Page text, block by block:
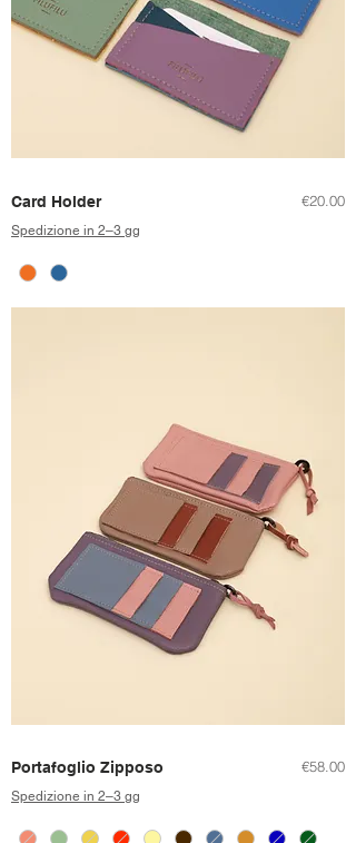
Card Holder Price
€20.00
Spedizione in 2–3 gg
Portafoglio Zipposo Price
€58.00
Spedizione in 2–3 gg